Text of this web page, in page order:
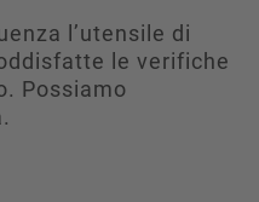
l’utensile di
le verifiche
Possiamo